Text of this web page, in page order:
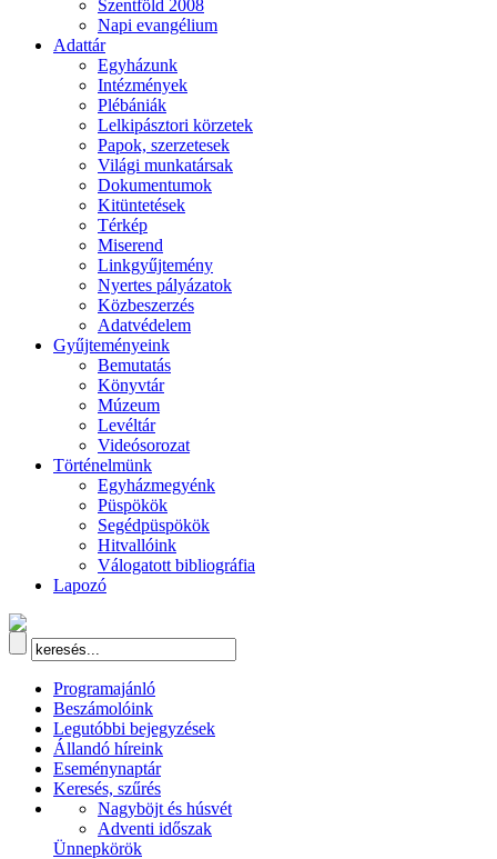
Szentföld 2008
Napi evangélium
Adattár
Egyházunk
Intézmények
Plébániák
Lelkipásztori körzetek
Papok, szerzetesek
Világi munkatársak
Dokumentumok
Kitüntetések
Térkép
Miserend
Linkgyűjtemény
Nyertes pályázatok
Közbeszerzés
Adatvédelem
Gyűjteményeink
Bemutatás
Könyvtár
Múzeum
Levéltár
Videósorozat
Történelmünk
Egyházmegyénk
Püspökök
Segédpüspökök
Hitvallóink
Válogatott bibliográfia
Lapozó
Programajánló
Beszámolóink
Legutóbbi bejegyzések
Állandó híreink
Eseménynaptár
Keresés, szűrés
Nagyböjt és húsvét
Adventi időszak
Ünnepkörök